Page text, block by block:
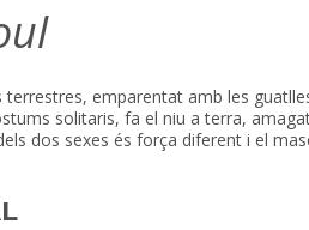
terrestres, emparentat amb les
solitaris, fa el niu a terra,
dos sexes és força diferent i el